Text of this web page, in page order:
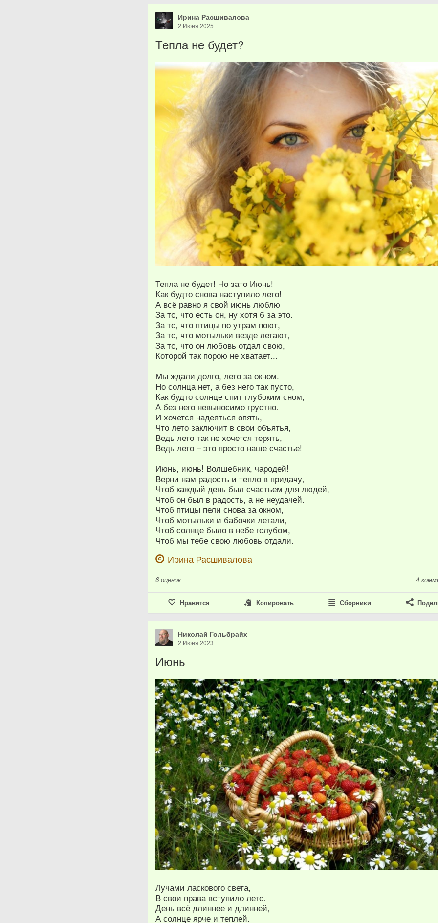
Ирина Расшивалова
2 Июня 2025
Тепла не будет?
Тепла не будет! Но зато Июнь!
Как будто снова наступило лето!
А всё равно я свой июнь люблю
За то, что есть он, ну хотя б за это.
За то, что птицы по утрам поют,
За то, что мотыльки везде летают,
За то, что он любовь отдал свою,
Которой так порою не хватает...
Мы ждали долго, лето за окном.
Но солнца нет, а без него так пусто,
Как будто солнце спит глубоким сном,
А без него невыносимо грустно.
И хочется надеяться опять,
Что лето заключит в свои объятья,
Ведь лето так не хочется терять,
Ведь лето – это просто наше счастье!
Июнь, июнь! Волшебник, чародей!
Верни нам радость и тепло в придачу,
Чтоб каждый день был счастьем для людей,
Чтоб он был в радость, а не неудачей.
Чтоб птицы пели снова за окном,
Чтоб мотыльки и бабочки летали,
Чтоб солнце было в небе голубом,
Чтоб мы тебе свою любовь отдали.
Ирина Расшивалова
6 оценок 4
Нравится Копировать Сборники
Николай Гольбрайх
2 Июня 2023
Июнь
Лучами ласкового света,
В свои права вступило лето.
День всё длиннее и длинней,
А солнце ярче и теплей.